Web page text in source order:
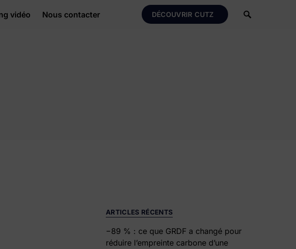
vidéo Nous contacter DÉCOUVRIR CUTZ
ARTICLES RÉCENTS
−89 % : ce que GRDF a changé pour
réduire l’empreinte carbone d’une